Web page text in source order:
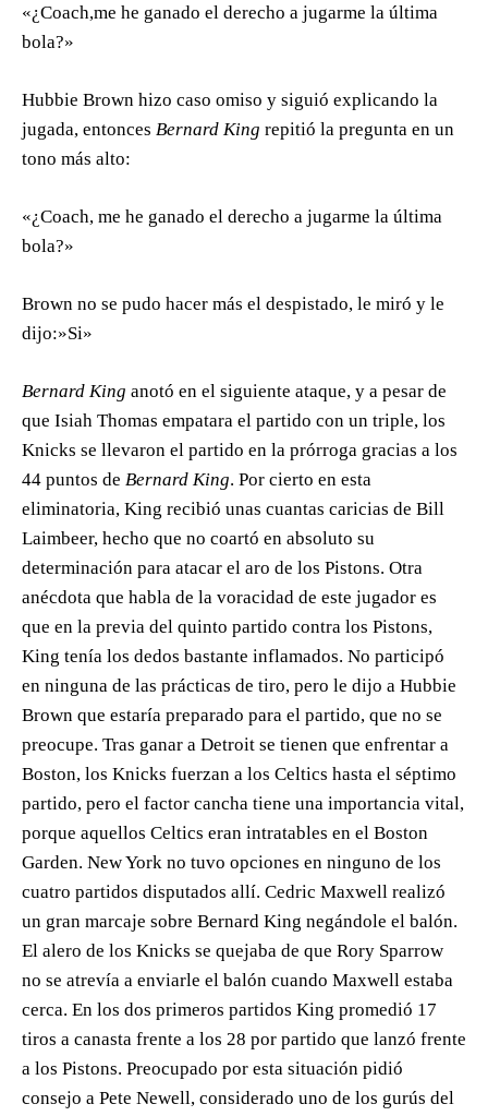
«¿Coach,me he ganado el derecho a jugarme la última
bola?»
Hubbie Brown hizo caso omiso y siguió explicando la
jugada, entonces Bernard King repitió la pregunta en un
tono más alto:
«¿Coach, me he ganado el derecho a jugarme la última
bola?»
Brown no se pudo hacer más el despistado, le miró y le
dijo:»Si»
Bernard King anotó en el siguiente ataque, y a pesar de
que Isiah Thomas empatara el partido con un triple, los
Knicks se llevaron el partido en la prórroga gracias a los
44 puntos de Bernard King. Por cierto en esta
eliminatoria, King recibió unas cuantas caricias de Bill
Laimbeer, hecho que no coartó en absoluto su
determinación para atacar el aro de los Pistons. Otra
anécdota que habla de la voracidad de este jugador es
que en la previa del quinto partido contra los Pistons,
King tenía los dedos bastante inflamados. No participó
en ninguna de las prácticas de tiro, pero le dijo a Hubbie
Brown que estaría preparado para el partido, que no se
preocupe. Tras ganar a Detroit se tienen que enfrentar a
Boston, los Knicks fuerzan a los Celtics hasta el séptimo
partido, pero el factor cancha tiene una importancia vital,
porque aquellos Celtics eran intratables en el Boston
Garden. New York no tuvo opciones en ninguno de los
cuatro partidos disputados allí. Cedric Maxwell realizó
un gran marcaje sobre Bernard King negándole el balón.
El alero de los Knicks se quejaba de que Rory Sparrow
no se atrevía a enviarle el balón cuando Maxwell estaba
cerca. En los dos primeros partidos King promedió 17
tiros a canasta frente a los 28 por partido que lanzó frente
a los Pistons. Preocupado por esta situación pidió
consejo a Pete Newell, considerado uno de los gurús del